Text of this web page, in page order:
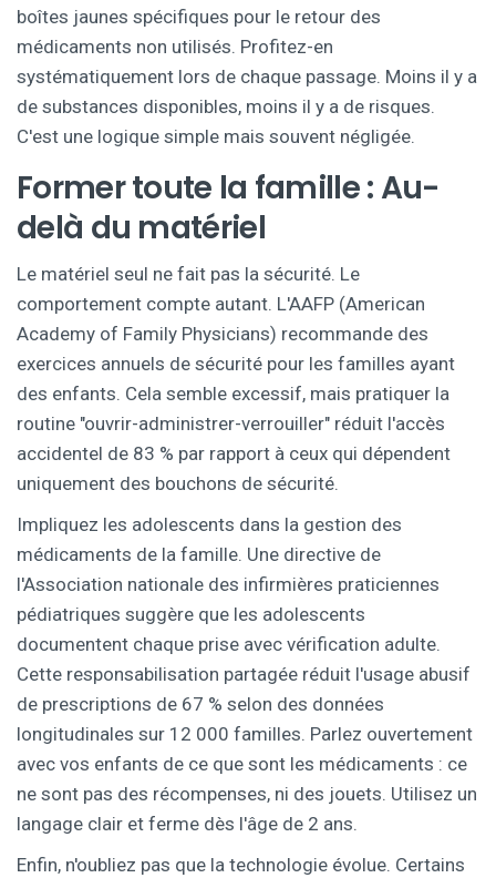
boîtes jaunes spécifiques pour le retour des
médicaments non utilisés. Profitez-en
systématiquement lors de chaque passage. Moins il y a
de substances disponibles, moins il y a de risques.
C'est une logique simple mais souvent négligée.
Former toute la famille : Au-
delà du matériel
Le matériel seul ne fait pas la sécurité. Le
comportement compte autant. L'AAFP (American
Academy of Family Physicians) recommande des
exercices annuels de sécurité pour les familles ayant
des enfants. Cela semble excessif, mais pratiquer la
routine "ouvrir-administrer-verrouiller" réduit l'accès
accidentel de 83 % par rapport à ceux qui dépendent
uniquement des bouchons de sécurité.
Impliquez les adolescents dans la gestion des
médicaments de la famille. Une directive de
l'Association nationale des infirmières praticiennes
pédiatriques suggère que les adolescents
documentent chaque prise avec vérification adulte.
Cette responsabilisation partagée réduit l'usage abusif
de prescriptions de 67 % selon des données
longitudinales sur 12 000 familles. Parlez ouvertement
avec vos enfants de ce que sont les médicaments : ce
ne sont pas des récompenses, ni des jouets. Utilisez un
langage clair et ferme dès l'âge de 2 ans.
Enfin, n'oubliez pas que la technologie évolue. Certains